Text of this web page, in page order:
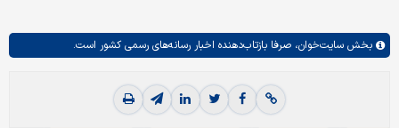
بخش سایت‌خوان، صرفا بازتاب‌دهنده اخبار رسانه‌های رسمی کشور است.